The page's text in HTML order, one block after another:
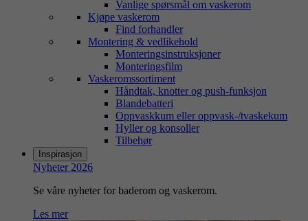
Vanlige spørsmål om vaskerom
Kjøpe vaskerom
Find forhandler
Montering & vedlikehold
Monteringsinstruksjoner
Monteringsfilm
Vaskeromssortiment
Håndtak, knotter og push-funksjon
Blandebatteri
Oppvaskkum eller oppvask-/tvaskekum
Hyller og konsoller
Tilbehør
Inspirasjon
Nyheter 2026
Se våre nyheter for baderom og vaskerom.
Les mer